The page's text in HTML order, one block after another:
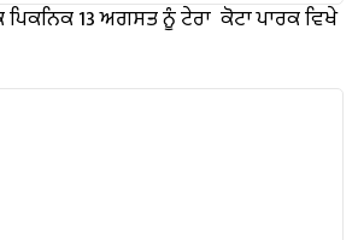
13 ਅਗਸਤ ਨੂੰ ਟੇਰਾ ਕੋਟਾ ਪਾਰਕ ਵਿਖੇ